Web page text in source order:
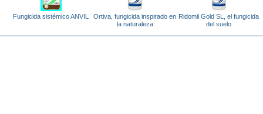
Fungicida sistémico ANVIL
Ortiva, fungicida inspirado en
la naturaleza
Ridomil Gold SL, el fungicida
del suelo